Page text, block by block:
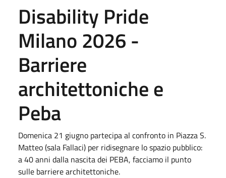
Disability Pride
Milano 2026 -
Barriere
architettoniche e
Peba
Domenica 21 giugno partecipa al confronto in Piazza S.
Matteo (sala Fallaci) per ridisegnare lo spazio pubblico:
a 40 anni dalla nascita dei PEBA, facciamo il punto
sulle barriere architettoniche.